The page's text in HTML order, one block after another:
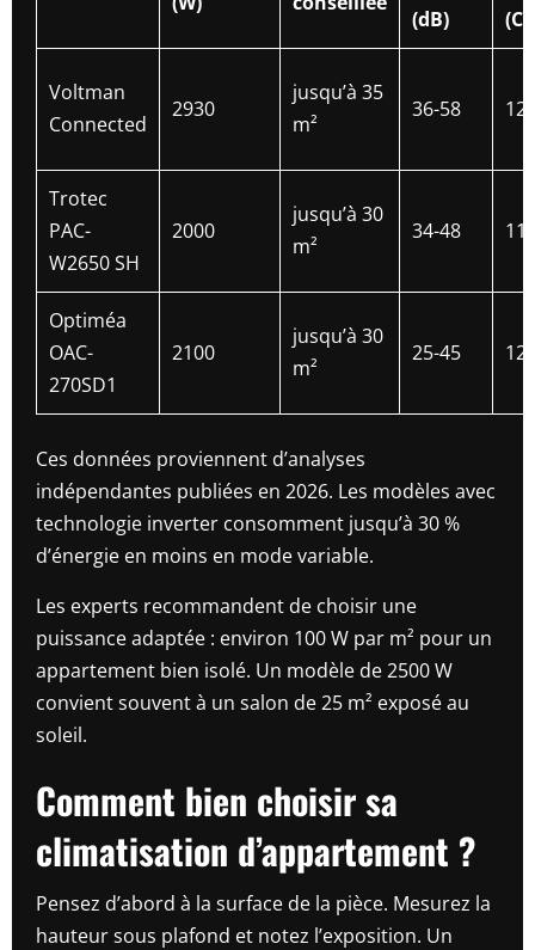
(dB)
Voltman
Connected
2930
jusqu’à 35
m²
36-58
Trotec
PAC-
W2650 SH
2000
jusqu’à 30
m²
34-48
Optiméa
OAC-
270SD1
2100
jusqu’à 30
m²
25-45
Ces données proviennent d’analyses
indépendantes publiées en 2026. Les modèles avec
technologie inverter consomment jusqu’à 30 %
d’énergie en moins en mode variable.
Les experts recommandent de choisir une
puissance adaptée : environ 100 W par m² pour un
appartement bien isolé. Un modèle de 2500 W
convient souvent à un salon de 25 m² exposé au
soleil.
Comment bien choisir sa
climatisation d’appartement ?
Pensez d’abord à la surface de la pièce. Mesurez la
hauteur sous plafond et notez l’exposition. Un